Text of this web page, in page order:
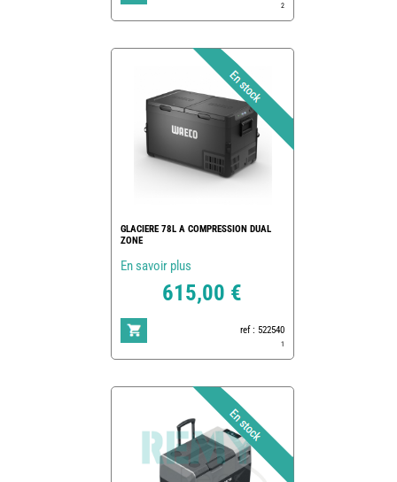
2
GLACIERE 78L A COMPRESSION DUAL
ZONE
En savoir plus
615,00 €
ref : 522540
1